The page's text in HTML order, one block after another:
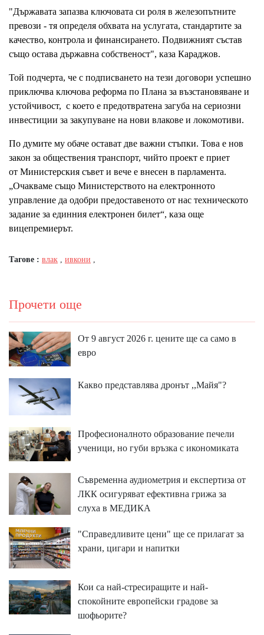
"Държавата запазва ключовата си роля в железопътните
превози - тя определя обхвата на услугата, стандартите за
качество, контрола и финансирането. Подвижният състав
също остава държавна собственост", каза Караджов.
Той подчерта, че с подписването на тези договори успешно
приключва ключова реформа по Плана за възстановяване и
устойчивост, с което е предотвратена загуба на сериозни
инвестиции за закупуване на нови влакове и локомотиви.
По думите му обаче остават две важни стъпки. Това е нов
закон за обществения транспорт, чийто проект е приет
от Министерския съвет и вече е внесен в парламента.
„Очакваме също Министерството на електронното
управление да одобри предоставеното от нас техническото
задание за единния електронен билет“, каза още
вицепремиерът.
Тагове : влак ивкони
Прочети още
От 9 август 2026 г. цените ще са само в
евро
Какво представлява дронът ,,Майя"?
Професионалното образование печели
ученици, но губи връзка с икономиката
Съвременна аудиометрия и експертиза от
ЛКК осигуряват ефективна грижа за
слуха в МЕДИКА
"Справедливите цени" ще се прилагат за
храни, цигари и напитки
Кои са най-стресиращите и най-
спокойните европейски градове за
шофьорите?